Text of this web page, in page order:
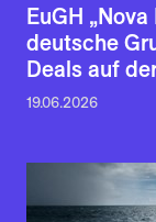
EuGH
deutsche
Deals auf
19.06.2026